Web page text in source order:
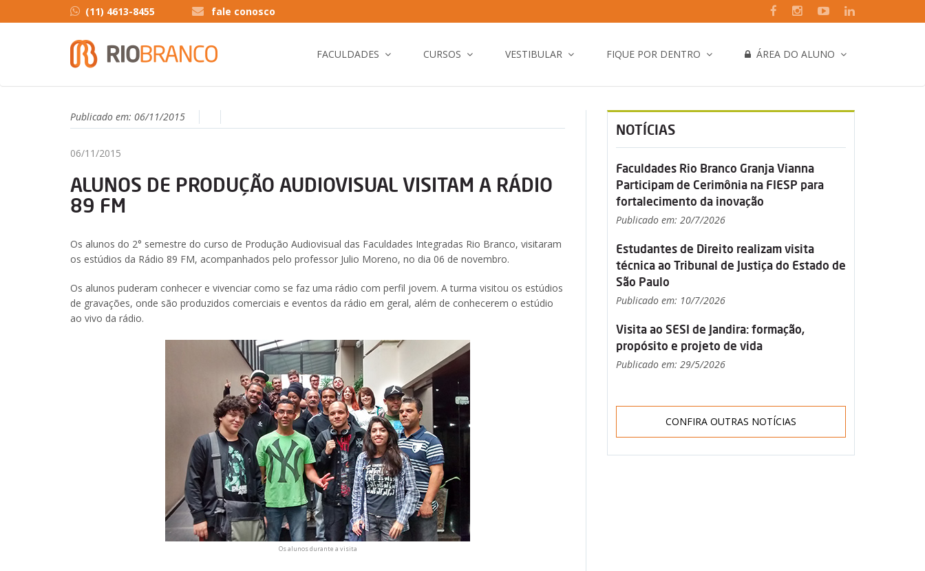
(11) 4613-8455 fale conosco
FACULDADES CURSOS VESTIBULAR FIQUE POR DENTRO ÁREA DO ALUNO
Publicado em: 06/11/2015
06/11/2015
ALUNOS DE PRODUÇÃO AUDIOVISUAL VISITAM A RÁDIO
89 FM
Os alunos do 2° semestre do curso de Produção Audiovisual das Faculdades Integradas Rio Branco, visitaram
os estúdios da Rádio 89 FM, acompanhados pelo professor Julio Moreno, no dia 06 de novembro.
Os alunos puderam conhecer e vivenciar como se faz uma rádio com perfil jovem. A turma visitou os estúdios
de gravações, onde são produzidos comerciais e eventos da rádio em geral, além de conhecerem o estúdio
ao vivo da rádio.
Os alunos durante a visita
NOTÍCIAS
Faculdades Rio Branco Granja Vianna
Participam de Cerimônia na FIESP para
fortalecimento da inovação
Publicado em: 20/7/2026
Estudantes de Direito realizam visita
técnica ao Tribunal de Justiça do Estado de
São Paulo
Publicado em: 10/7/2026
Visita ao SESI de Jandira: formação,
propósito e projeto de vida
Publicado em: 29/5/2026
CONFIRA OUTRAS NOTÍCIAS